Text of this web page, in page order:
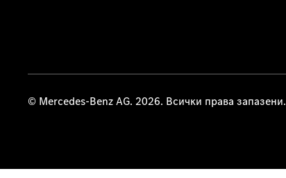
© Mercedes-Benz AG. 2026. Всички права запазени.